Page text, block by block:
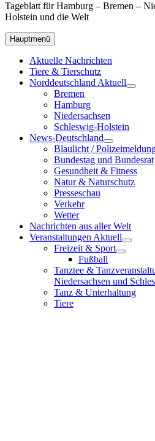
Tageblatt für Hamburg – Bremen –
Holstein und die Welt
Hauptmenü
Aktuelle Nachrichten
Tiere & Tierschutz
Norddeutschland Aktuell
Bremen
Hamburg
Niedersachsen
Schleswig-Holstein
News-Deutschland
Blaulicht /
Bundestag und Bundesrat
Gesundheit & Fitness
Natur & Naturschutz
Presseschau
Verkehr
Wetter
Nachrichten aus aller Welt
Veranstaltungen Aktuell
Freizeit & Sport
Fußball
Tanztee &
Niedersachsen und
Tanz & Unterhaltung
Tiere